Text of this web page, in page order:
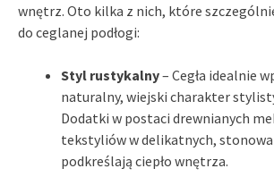
wnętrz. Oto kilka z nich, które
do ceglanej podłogi:
Styl rustykalny– Cegła idealnie
naturalny, wiejski charakter
Dodatki w postaci drewnianych
tekstyliów w delikatnych,
podkreślają ciepło wnętrza.